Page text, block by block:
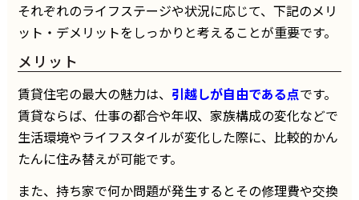
それぞれのライフステージや状況に応じて、下記のメリ
ット・デメリットをしっかりと考えることが重要です。
メリット
賃貸住宅の最大の魅力は、 引越しが自由である点です。
賃貸ならば、仕事の都合や年収、家族構成の変化などで
生活環境やライフスタイルが変化した際に、比較的かん
たんに住み替えが可能です。
また、持ち家で何か問題が発生するとその修理費や交換